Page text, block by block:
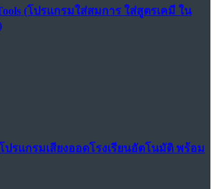
(โปรแกรมใส่สมการ ใส่สูตรเคมี ใน
ปรแกรมเสียงออดโรงเรียนอัตโนมัติ พร้อม